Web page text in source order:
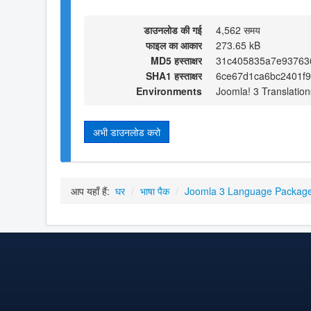
डाउनलोड की गई
4,562 समय
फाइल का आकार
273.65 kB
MD5 हस्ताक्षर
SHA1 हस्ताक्षर
Environments
Joomla! 3
अभी डाउनलोड करो
आप यहाँ हैं: घर / भाषा पैक / Joomla 3 Language